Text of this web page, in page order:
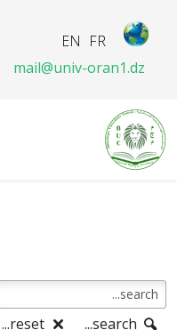
FR
EN
mail@univ-oran1.dz